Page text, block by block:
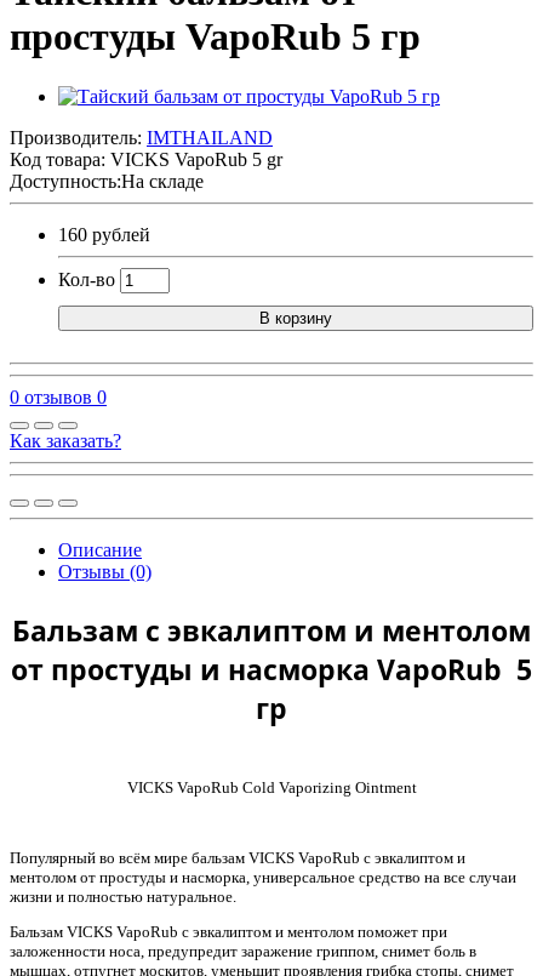
простуды VapoRub 5 гр
Производитель: IMTHAILAND
Код товара: VICKS VapoRub 5 gr
Доступность:На складе
160 рублей
Кол-во
В корзину
0 отзывов 0
Как заказать?
Описание
Отзывы (0)
Бальзам с эвкалиптом и ментолом
от простуды и насморка VapoRub 5
гр
VICKS VapoRub Cold Vaporizing Ointment
Популярный во всём мире бальзам VICKS VapoRub с эвкалиптом и
ментолом от простуды и насморка, универсальное средство на все случаи
жизни и полностью натуральное.
Бальзам VICKS VapoRub с эвкалиптом и ментолом поможет при
заложенности носа, предупредит заражение гриппом, снимет боль в
мышцах, отпугнет москитов, уменьшит проявления грибка стопы, снимет